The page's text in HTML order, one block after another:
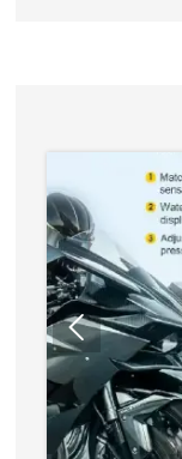
